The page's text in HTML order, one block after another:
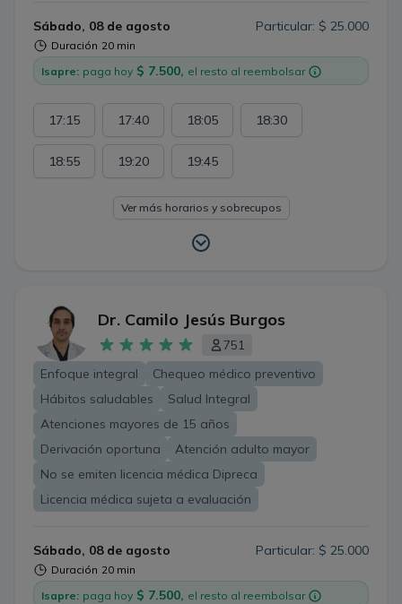
Sábado, 08 de agosto
Duración 20 min
Particular: $ 25.000
Isapre: paga hoy $ 7.500, el resto al reembolsar
17:15 17:40 18:05 18:30
18:55 19:20 19:45
Ver más horarios y sobrecupos
Dr. Camilo Jesús Burgos
751
Enfoque integral
Chequeo médico preventivo
Hábitos saludables
Salud Integral
Atenciones mayores de 15 años
Derivación oportuna
Atención adulto mayor
No se emiten licencia médica Dipreca
Licencia médica sujeta a evaluación
Sábado, 08 de agosto
Duración 20 min
Particular: $ 25.000
Isapre: paga hoy $ 7.500, el resto al reembolsar